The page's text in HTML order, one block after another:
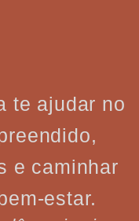
te ajudar no
e caminhar
estar.